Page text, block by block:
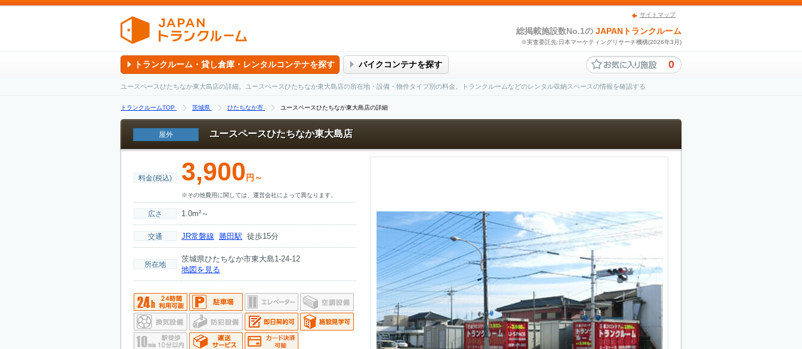
サイトマップ
総掲載施設数No.1の JAPANトランクルーム
※実査委託先:日本マーケティングリサーチ機構(2026年3月)
トランクルーム・貸し倉庫・レンタルコンテナを探す バイクコンテナを探す 0
ユースペースひたちなか東大島店の詳細。ユースペースひたちなか東大島店の所在地・設備・物件タイプ別の料金。トランクルームなどのレンタル収納スペースの情報を確認する
トランクルームTOP 茨城県 ひたちなか市 ユースペースひたちなか東大島店の詳細
屋外 ユースペースひたちなか東大島店
料金(税込) 3,900 円～
※その他費用に関しては、運営会社によって異なります。
広さ 1.0m²～
交通 JR常磐線 勝田駅 徒歩15分
所在地
茨城県ひたちなか市東大島1-24-12
地図を見る